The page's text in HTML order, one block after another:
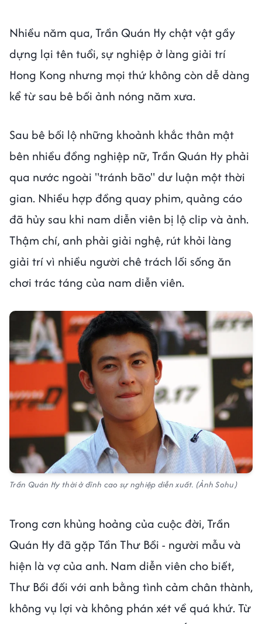
Nhiều năm qua, Trần Quán Hy chật vật gầy
dựng lại tên tuổi, sự nghiệp ở làng giải trí
Hong Kong nhưng mọi thứ không còn dễ dàng
kể từ sau bê bối ảnh nóng năm xưa.
Sau bê bối lộ những khoảnh khắc thân mật
bên nhiều đồng nghiệp nữ, Trần Quán Hy phải
qua nước ngoài "tránh bão" dư luận một thời
gian. Nhiều hợp đồng quay phim, quảng cáo
đã hủy sau khi nam diễn viên bị lộ clip và ảnh.
Thậm chí, anh phải giải nghệ, rút khỏi làng
giải trí vì nhiều người chê trách lối sống ăn
chơi trác táng của nam diễn viên.
Trần Quán Hy thời ở đỉnh cao sự nghiệp diễn xuất. (Ảnh Sohu)
Trong cơn khủng hoảng của cuộc đời, Trần
Quán Hy đã gặp Tần Thư Bồi - người mẫu và
hiện là vợ của anh. Nam diễn viên cho biết,
Thư Bồi đối với anh bằng tình cảm chân thành,
không vụ lợi và không phán xét về quá khứ. Từ